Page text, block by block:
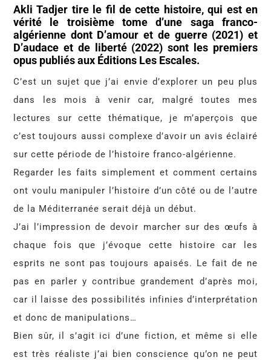
Akli Tadjer tire le fil de cette histoire, qui est en
vérité le troisième tome d’une saga franco-
algérienne dont D’amour et de guerre (2021) et
D’audace et de liberté (2022) sont les premiers
opus publiés aux Éditions Les Escales.
C’est un sujet que j’ai envie d’explorer un peu plus
dans les mois à venir car, malgré toutes mes
lectures sur cette thématique, je m’aperçois que
c’est toujours aussi complexe d’avoir un avis éclairé
sur cette période de l’histoire franco-algérienne.
Regarder les faits simplement et comment certains
ont voulu manipuler l’histoire d’un côté ou de l’autre
de la Méditerranée serait déjà un début.
J’ai l’impression de devoir marcher sur des œufs à
chaque fois que j’évoque cette histoire car les
esprits ne sont pas toujours apaisés. Le fait de ne
pas en parler y contribue grandement d’après moi,
car il laisse des possibilités infinies d’interprétation
et donc de manipulations…
Bien sûr, il s’agit ici d’une fiction, et même si elle
est très réaliste j’ai bien conscience qu’on ne peut